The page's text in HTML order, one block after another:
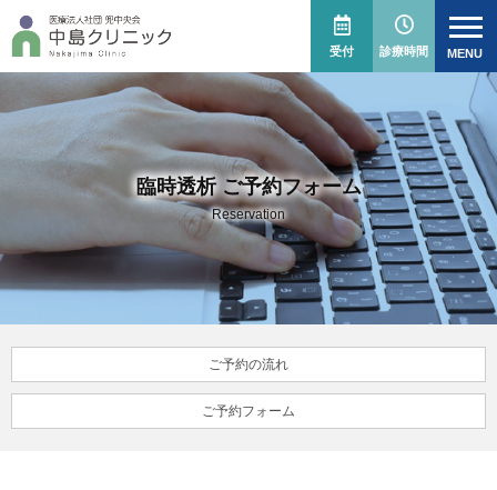
受付 診療時間
臨時透析 ご予約フォーム
Reservation
ご予約の流れ
ご予約フォーム